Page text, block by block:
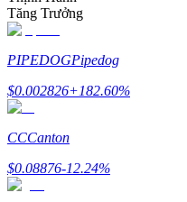
Đối tác Bitrue
Tăng Trưởng
PIPEDOGPipedog
$0.002826+182.60%
CCCanton
$0.08876-12.24%